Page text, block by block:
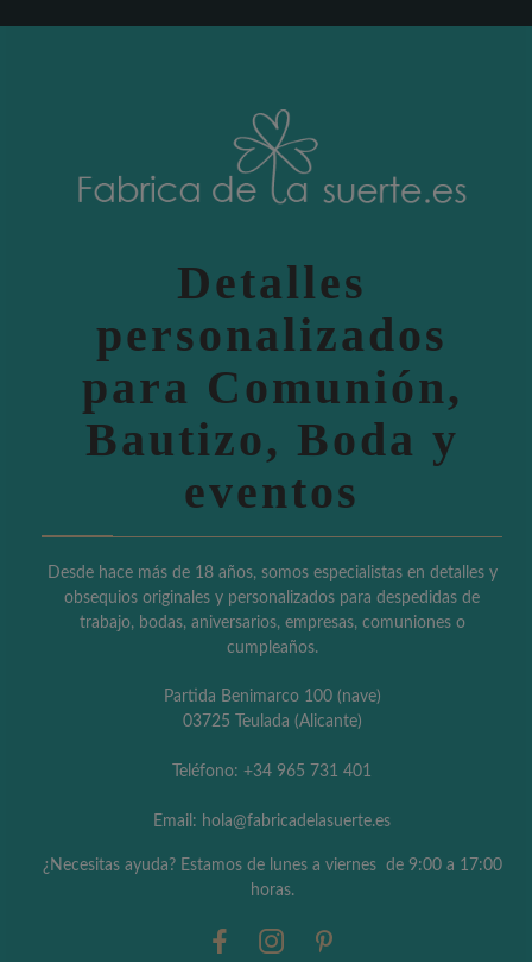
Detalles
personalizados
para Comunión,
Bautizo, Boda y
eventos
Desde hace más de 18 años, somos especialistas en detalles y
obsequios originales y personalizados para despedidas de
trabajo, bodas, aniversarios, empresas, comuniones o
cumpleaños.
Partida Benimarco 100 (nave)
03725 Teulada (Alicante)
Teléfono: +34 965 731 401
Email: hola@fabricadelasuerte.es
¿Necesitas ayuda? Estamos de lunes a viernes de 9:00 a 17:00
horas.